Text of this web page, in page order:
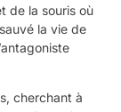
de la souris où
la vie de
cherchant à